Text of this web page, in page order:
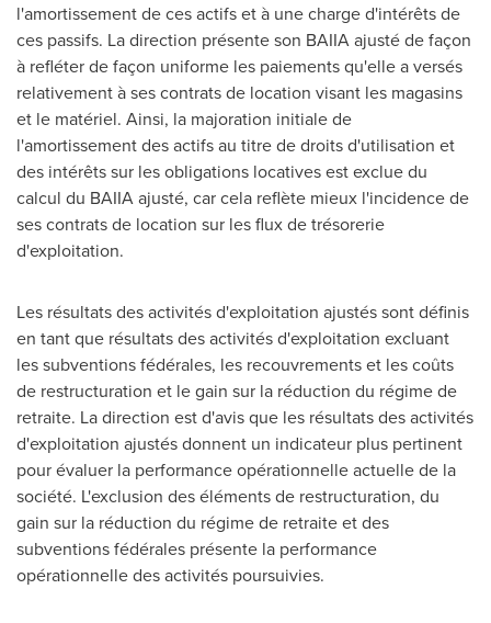
l'amortissement de ces actifs et à une charge d'intérêts de
ces passifs. La direction présente son BAIIA ajusté de façon
à refléter de façon uniforme les paiements qu'elle a versés
relativement à ses contrats de location visant les magasins
et le matériel. Ainsi, la majoration initiale de
l'amortissement des actifs au titre de droits d'utilisation et
des intérêts sur les obligations locatives est exclue du
calcul du BAIIA ajusté, car cela reflète mieux l'incidence de
ses contrats de location sur les flux de trésorerie
d'exploitation.
Les résultats des activités d'exploitation ajustés sont définis
en tant que résultats des activités d'exploitation excluant
les subventions fédérales, les recouvrements et les coûts
de restructuration et le gain sur la réduction du régime de
retraite. La direction est d'avis que les résultats des activités
d'exploitation ajustés donnent un indicateur plus pertinent
pour évaluer la performance opérationnelle actuelle de la
société. L'exclusion des éléments de restructuration, du
gain sur la réduction du régime de retraite et des
subventions fédérales présente la performance
opérationnelle des activités poursuivies.